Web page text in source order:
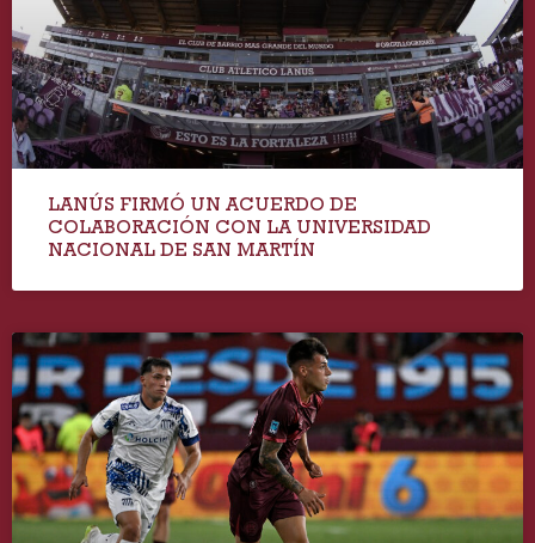
LANÚS FIRMÓ UN ACUERDO DE
COLABORACIÓN CON LA UNIVERSIDAD
NACIONAL DE SAN MARTÍN